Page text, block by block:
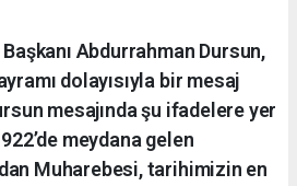
Abdurrahman Dursun,
dolayısıyla bir mesaj
mesajında şu ifadelere yer
meydana gelen
Muharebesi, tarihimizin en